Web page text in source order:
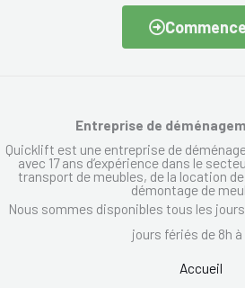
Entreprise de
Quicklift est une entreprise de
avec 17 ans d’expérience dans le
transport de meubles, de la location
démontage de
Nous sommes disponibles tous les
jours fériés de 8h à
Accueil